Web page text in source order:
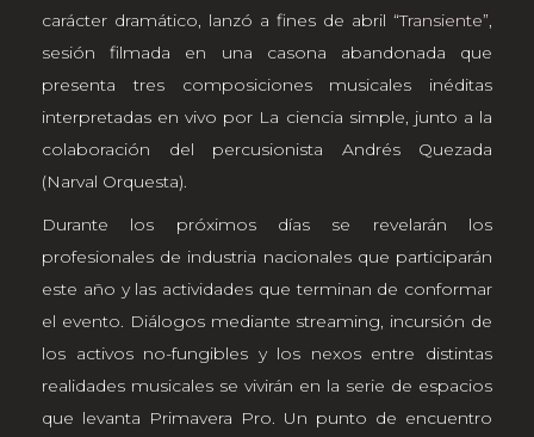
carácter dramático, lanzó a fines de abril “Transiente”
sesión filmada en una casona abandonada que
presenta tres composiciones musicales inéditas
interpretadas en vivo por La ciencia simple, junto a la
colaboración del percusionista Andrés Quezada
(Narval Orquesta).
Durante los próximos días se revelarán los
profesionales de industria nacionales que participarán
este año y las actividades que terminan de conformar
el evento. Diálogos mediante streaming, incursión de
los activos no-fungibles y los nexos entre distintas
realidades musicales se vivirán en la serie de espacios
que levanta Primavera Pro. Un punto de encuentro